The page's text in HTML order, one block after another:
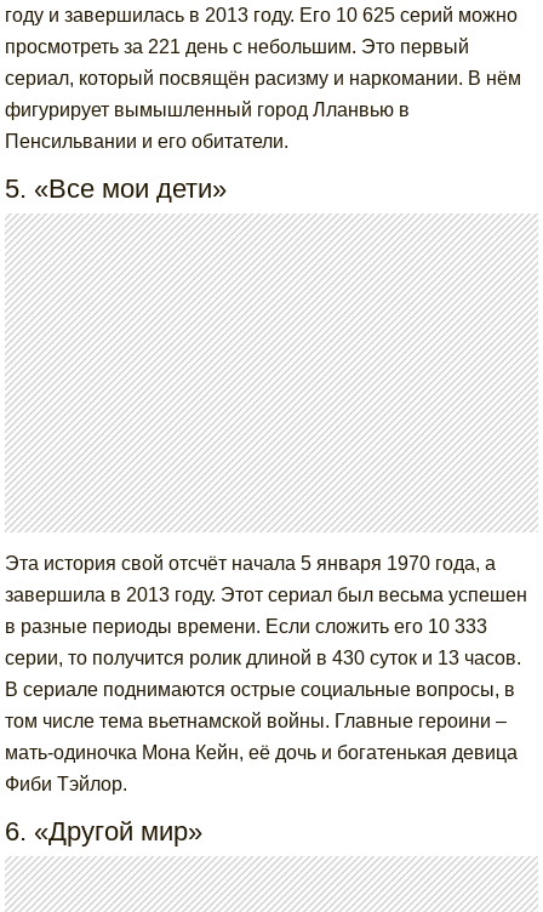
году и завершилась в 2013 году. Его 10 625 серий можно
просмотреть за 221 день с небольшим. Это первый
сериал, который посвящён расизму и наркомании. В нём
фигурирует вымышленный город Лланвью в
Пенсильвании и его обитатели.
5. «Все мои дети»
Эта история свой отсчёт начала 5 января 1970 года, а
завершила в 2013 году. Этот сериал был весьма успешен
в разные периоды времени. Если сложить его 10 333
серии, то получится ролик длиной в 430 суток и 13 часов.
В сериале поднимаются острые социальные вопросы, в
том числе тема вьетнамской войны. Главные героини –
мать-одиночка Мона Кейн, её дочь и богатенькая девица
Фиби Тэйлор.
6. «Другой мир»